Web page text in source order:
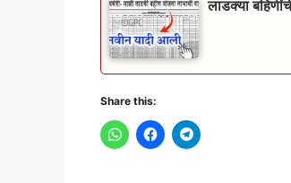
लाडक्या
Share this: